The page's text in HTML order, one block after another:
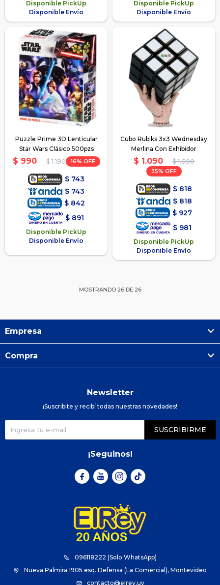
Disponible PickUp
Disponible Envío
Disponible PickUp
Disponible Envío
Puzzle Prime 3D Lenticular
Star Wars Clásico 500pzs
$ 990 $ 1.190 16
$ 743
$ 743
$ 842
$ 891
Disponible PickUp
Disponible Envío
Cubo Rubiks 3x3 Wednesday
Merlina Con Exhibidor
$ 1.090 $ 1.690
35
$ 818
$ 818
$ 927
$ 981
Disponible PickUp
Disponible Envío
MOSTRANDO 26DE 26
096118222 (Solo WhatsApp)
Nueva Palmira 1905 esq. Defensa (La Comercial), Montevideo
contacto@elrey.uy
Empresa
Compra
Newsletter
¡Suscribite y recibí todas nuestras novedades!
SUSCRIBIRME
¡Seguinos!
  